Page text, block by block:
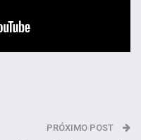
PRÓXIMO POST